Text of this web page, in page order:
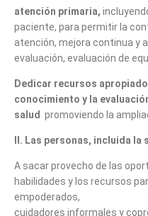
atención primaria,
paciente, para permitir la
atención, mejora continua y
evaluación, evaluación de
Dedicar recursos
conocimiento y la
salud promoviendo la
II. Las personas, incluida
A sacar provecho de las
habilidades y los recursos
empoderados,
cuidadores informales y